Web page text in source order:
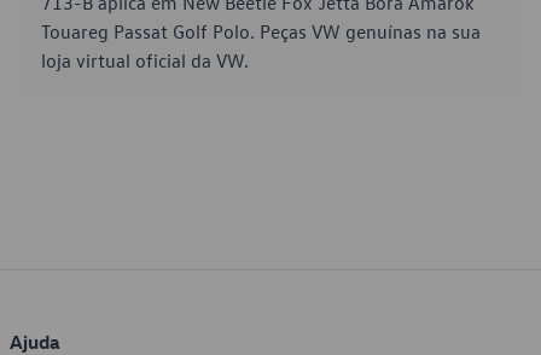
Touareg Passat Golf Polo. Peças VW genuínas na sua
loja virtual oficial da VW.
Ajuda